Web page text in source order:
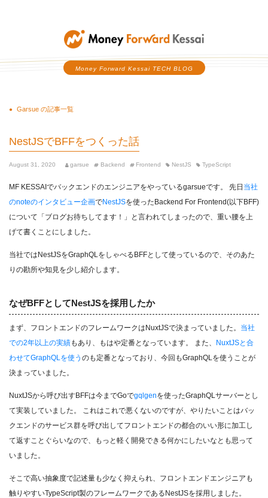
Money Forward Kessai
Money Forward Kessai TECH BLOG
Garsue の記事一覧
NestJSでBFFをつくった話
August 31, 2020 garsue Backend Frontend NestJS TypeScript
MF KESSAIでバックエンドのエンジニアをやっているgarsueです。 先日 当社
のnoteのインタビュー企画でNestJSを使ったBackend For Frontend(以下BFF)
について「ブログお待ちしてます！」と言われてしまったので、重い腰を上
げて書くことにしました。
当社ではNestJSをGraphQLをしゃべるBFFとして使っているので、そのあた
りの勘所や知見を少し紹介します。
なぜBFFとしてNestJSを採用したか
まず、フロントエンドのフレームワークはNuxtJSで決まっていました。 当社
での2年以上の実績もあり、もはや定番となっています。 また、
NuxtJSと合
わせてGraphQLを使う のも定番となっており、今回もGraphQLを使うことが
決まっていました。
NuxtJSから呼び出すBFFは今までGoでgqlgenを使ったGraphQLサーバーとし
て実装していました。 これはこれで悪くないのですが、やりたいことはバッ
クエンドのサービス群を呼び出してフロントエンドの都合のいい形に加工し
て返すことぐらいなので、もっと軽く開発できる何かにしたいなとも思って
いました。
そこで高い抽象度で記述量も少なく抑えられ、フロントエンドエンジニアも
触りやすいTypeScript製のフレームワークであるNestJSを採用しました。